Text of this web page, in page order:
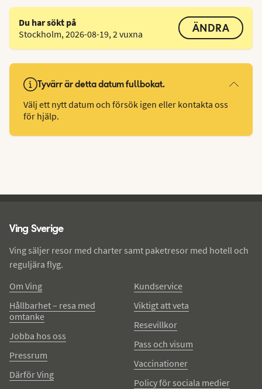
Du har sökt på
Stockholm, 2026-08-19, 2 vuxna ÄNDRA
Tyvärr är detta datum fullbokat.
Välj ett nytt datum och försök igen eller kontakta oss
för hjälp.
Ving Sverige
Ving säljer resor med charter samt paketresor med hotell och
reguljära flyg.
Om Ving
Hållbarhet – resa med
omtanke
Jobba hos oss
Pressrum
Därför Ving
Kundservice
Viktigt att veta
Resevillkor
Pass och visum
Vaccinationer
Policy för sociala medier